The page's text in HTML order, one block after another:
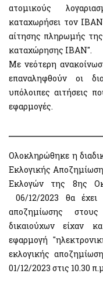
e-Individual
Real Estate
APAA Zone Price
Real Estate
Calculation Sheets of
Other Public
National Notification
Public Administration
users' authorization
Private Sector User
specialized public
Hellenic Republic
Public Welfare Property
Businesses
Out of Court Settlement
Energy Products Tank
Real Beneficiaries
Protection of companies
Real estate
Electronic Protection
APAA Objective
APPA Zone Price
Real Estate
Real estate sq.m.
Authorities
Protection of the Main
ατομικούς
καταχωρήσει τον
αίτησης πληρωμής
καταχώρησης ΙΒΑΝ".
Με νεότερη
επαναληφθούν οι
υπόλοιπες αιτήσεις
εφαρμογές.
Ολοκληρώθηκε η
Εκλογικής
Εκλογών της 8ης
06/12/2023 θα έχει
αποζημίωσης
δικαιούχων είχαν
εφαρμογή
εκλογικής
01/12/2023 στις 10.30